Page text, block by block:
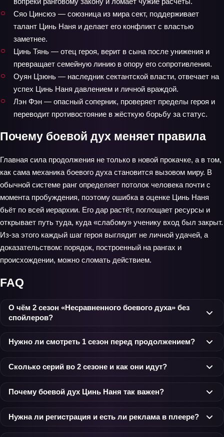
Сяо Цинсюэ — союзница из мира сект, поддерживает
талант Цинь Наня и делает его конфликт с властью
заметнее.
Цинь Тянь — отец героя, верит в сына после унижения и
превращает семейную линию в опору его сопротивления.
Оуян Цзюнь — наследник сектантской власти, отвечает на
успех Цинь Наня давлением и личной враждой.
Лэн Фэн — опасный соперник, проверяет пределы героя и
переводит противостояние в жёсткую борьбу за статус.
Почему боевой дух меняет правила
Главная сила продолжения не только в новой прокачке, а в том,
как сама механика боевого духа становится вызовом миру. В
обычной системе ранг определяет потолок человека почти с
момента пробуждения, поэтому ошибка в оценке Цинь Наня
бьёт по всей иерархии. Его дар растёт, поглощает ресурсы и
открывает путь туда, куда «слабому» ученику вход был закрыт.
Из-за этого каждый шаг героя выглядит не личной удачей, а
доказательством: порядок, построенный на рангах и
происхождении, можно сломать действием.
FAQ
О чём 2 сезон «Несравненного боевого духа» без
спойлеров?
Нужно ли смотреть 1 сезон перед продолжением?
Сколько серий во 2 сезоне и как они идут?
Почему боевой дух Цинь Наня так важен?
Нужна ли регистрация и есть ли реклама в плеере?